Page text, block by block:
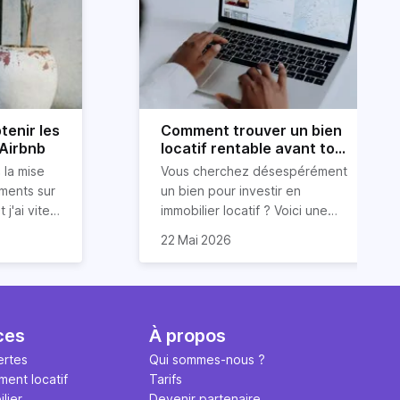
les
mise
sur
j'ai vite
Comment trouver un bien
locatif rentable avant tout
le monde ?
Vous cherchez désespérément
un bien pour investir en
immobilier locatif ? Voici une
monde. Et cerise sur le gâteau :
et d’argent !
22 Mai 2026
locatif
À propos
Qui sommes-nous ?
Tarifs